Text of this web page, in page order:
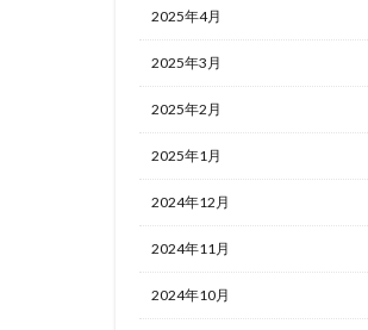
2025年4月
2025年3月
2025年2月
2025年1月
2024年12月
2024年11月
2024年10月